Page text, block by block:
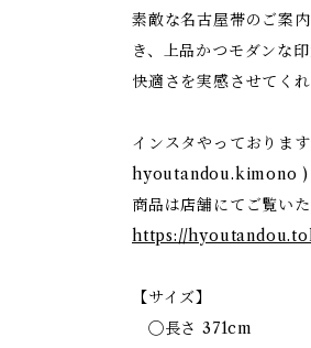
素敵な名古屋帯のご案
き、上品かつモダンな
快適さを実感させてく
インスタやっておりま
hyoutandou.kimono )
商品は店舗にてご覧いた
https://
【サイズ】
◯長さ 371cm